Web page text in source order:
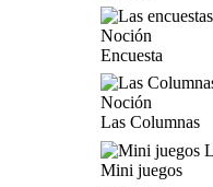
Encuesta
Las Columnas
Mini juegos